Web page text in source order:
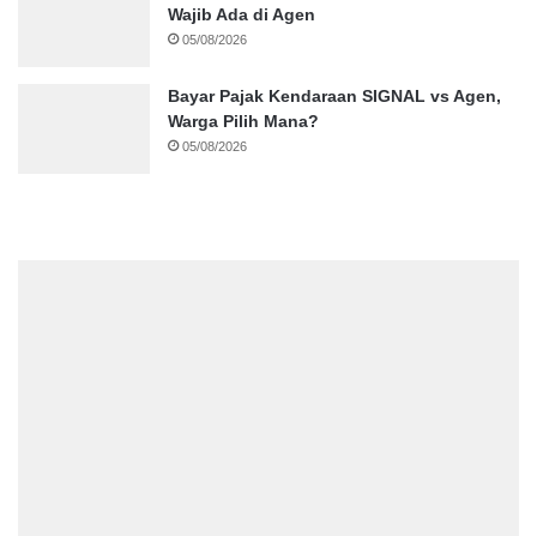
Wajib Ada di Agen
05/08/2026
Bayar Pajak Kendaraan SIGNAL vs Agen,
Warga Pilih Mana?
05/08/2026